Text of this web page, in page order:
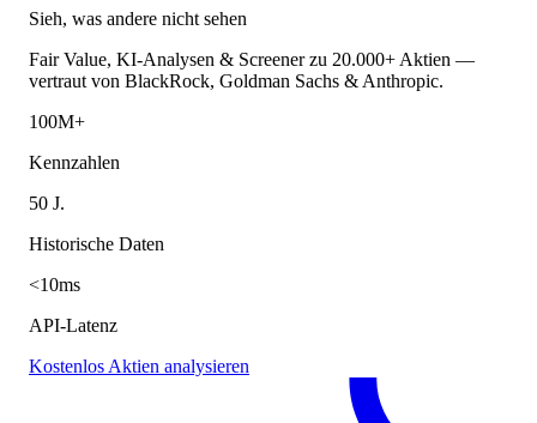
Sieh, was andere nicht sehen
Fair Value, KI-Analysen & Screener zu 20.000+ Aktien —
vertraut von BlackRock, Goldman Sachs & Anthropic.
100M+
Kennzahlen
50 J.
Historische Daten
<10ms
API-Latenz
Kostenlos Aktien analysieren